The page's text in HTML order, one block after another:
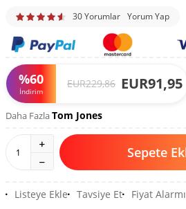
30 Yorumlar Yorum Yap
%60
İndirim
EUR229,86 EUR91,95
Daha FazlaTom Jones
Sepete
Listeye Ekle Tavsiye Et Fiyat Alarmı